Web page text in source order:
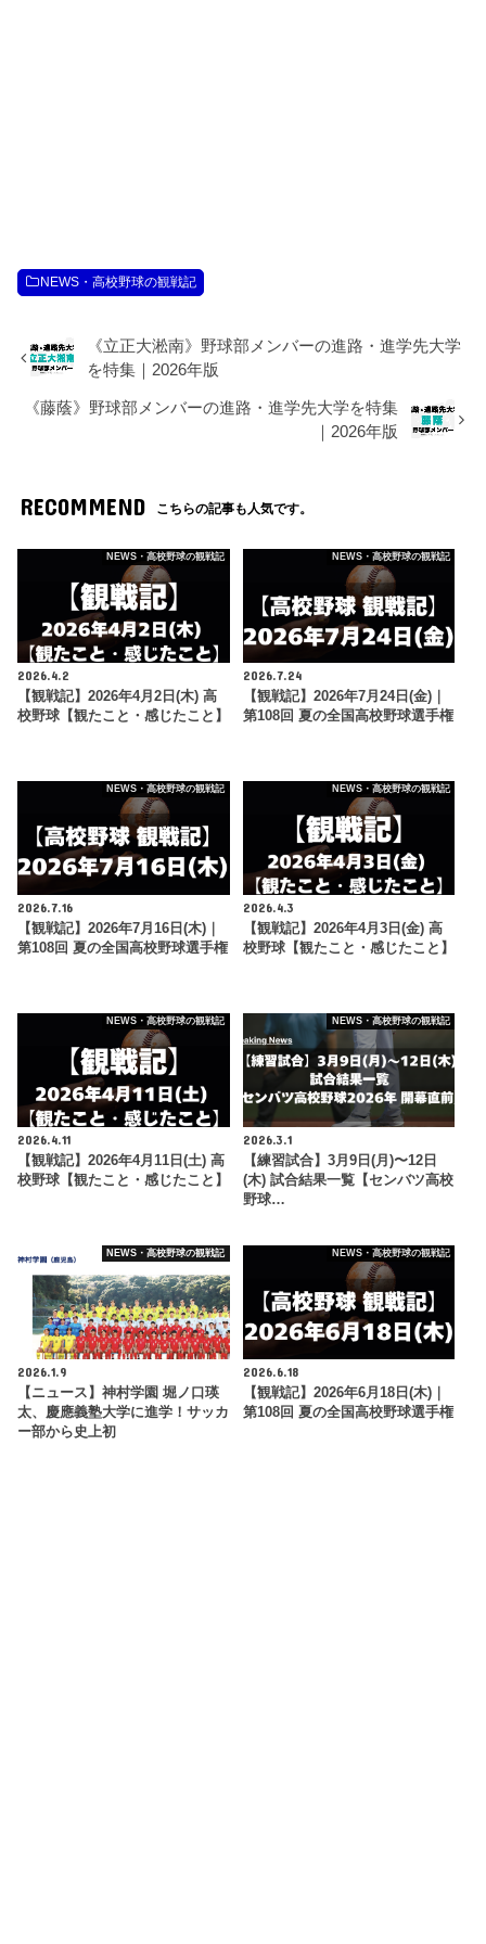
NEWS・高校野球の観戦記
《立正大淞南》野球部メンバーの進路・進学先大学
を特集｜2026年版
《藤蔭》野球部メンバーの進路・進学先大学を特集
｜2026年版
RECOMMEND こちらの記事も人気です。
NEWS・高校野球の観戦記
2026.4.2
【観戦記】2026年4月2日(木) 高
校野球【観たこと・感じたこと】
NEWS・高校野球の観戦記
2026.7.24
【観戦記】2026年7月24日(金)｜
第108回 夏の全国高校野球選手権
NEWS・高校野球の観戦記
2026.7.16
【観戦記】2026年7月16日(木)｜
第108回 夏の全国高校野球選手権
NEWS・高校野球の観戦記
2026.4.3
【観戦記】2026年4月3日(金) 高
校野球【観たこと・感じたこと】
NEWS・高校野球の観戦記
2026.4.11
【観戦記】2026年4月11日(土) 高
校野球【観たこと・感じたこと】
NEWS・高校野球の観戦記
2026.3.1
【練習試合】3月9日(月)〜12日
(木) 試合結果一覧【センバツ高校
野球…
NEWS・高校野球の観戦記
2026.1.9
【ニュース】神村学園 堀ノ口瑛
太、慶應義塾大学に進学！サッカ
ー部から史上初
NEWS・高校野球の観戦記
2026.6.18
【観戦記】2026年6月18日(木)｜
第108回 夏の全国高校野球選手権